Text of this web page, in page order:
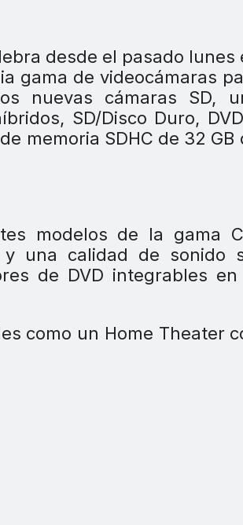
desde el pasado lunes
gama de videocámaras
nuevas cámaras SD,
SD/Disco Duro,
memoria SDHC de 32 GB
modelos de la gama
y una calidad de sonido
de DVD integrables en
como un Home Theater